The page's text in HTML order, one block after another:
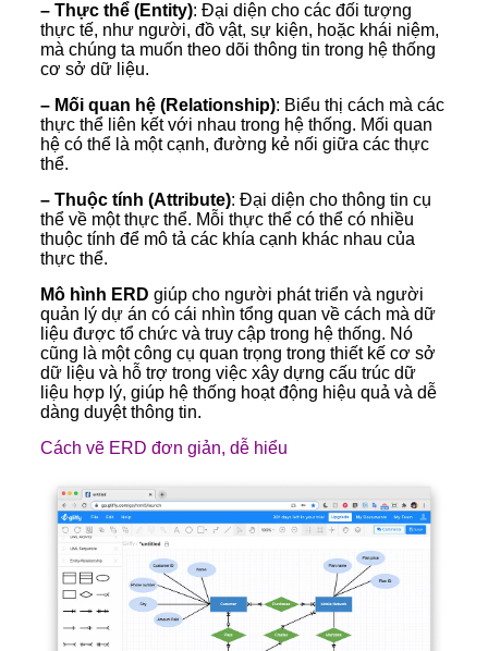
– Thực thể (Entity): Đại diện cho các đối tượng
thực tế, như người, đồ vật, sự kiện, hoặc khái niệm,
mà chúng ta muốn theo dõi thông tin trong hệ thống
cơ sở dữ liệu.
– Mối quan hệ (Relationship): Biểu thị cách mà các
thực thể liên kết với nhau trong hệ thống. Mối quan
hệ có thể là một cạnh, đường kẻ nối giữa các thực
thể.
– Thuộc tính (Attribute): Đại diện cho thông tin cụ
thể về một thực thể. Mỗi thực thể có thể có nhiều
thuộc tính để mô tả các khía cạnh khác nhau của
thực thể.
Mô hình ERD giúp cho người phát triển và người
quản lý dự án có cái nhìn tổng quan về cách mà dữ
liệu được tổ chức và truy cập trong hệ thống. Nó
cũng là một công cụ quan trọng trong thiết kế cơ sở
dữ liệu và hỗ trợ trong việc xây dựng cấu trúc dữ
liệu hợp lý, giúp hệ thống hoạt động hiệu quả và dễ
dàng duyệt thông tin.
Cách vẽ ERD đơn giản, dễ hiểu